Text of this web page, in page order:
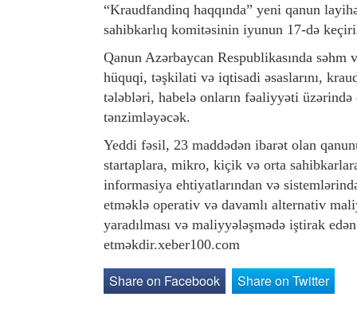
“Kraudfandinq haqqında” yeni qanun
sahibkarlıq komitəsinin iyunun 17-də
Qanun Azərbaycan Respublikasında
hüquqi, təşkilati və iqtisadi əsaslarını,
tələbləri, habelə onların fəaliyyəti
tənzimləyəcək.
Yeddi fəsil, 23 maddədən ibarət olan
startaplara, mikro, kiçik və orta
informasiya ehtiyatlarından və
etməklə operativ və davamlı alternativ
yaradılması və maliyyələşmədə iştirak
etməkdir.xeber100.com
Share on Facebook Share on Twitter